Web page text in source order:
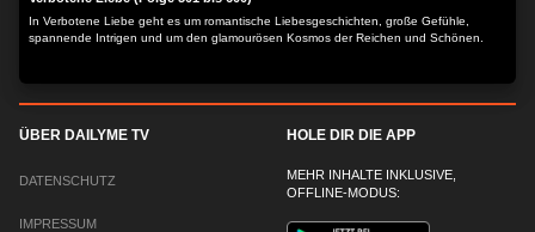
In Verbotene Liebe geht es um romantische Liebesgeschichten, große Gefühle,
spannende Intrigen und um den glamourösen Kosmos der Reichen und Schönen.
ÜBER DAILYME TV
DATENSCHUTZ
IMPRESSUM
HOLE DIR DIE APP
MEHR INHALTE INKLUSIVE,
OFFLINE-MODUS: